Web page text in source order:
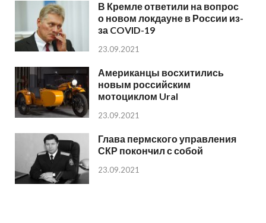
В Кремле ответили на вопрос
о новом локдауне в России из-
за COVID-19
23.09.2021
Американцы восхитились
новым российским
мотоциклом Ural
23.09.2021
Глава пермского управления
СКР покончил с собой
23.09.2021